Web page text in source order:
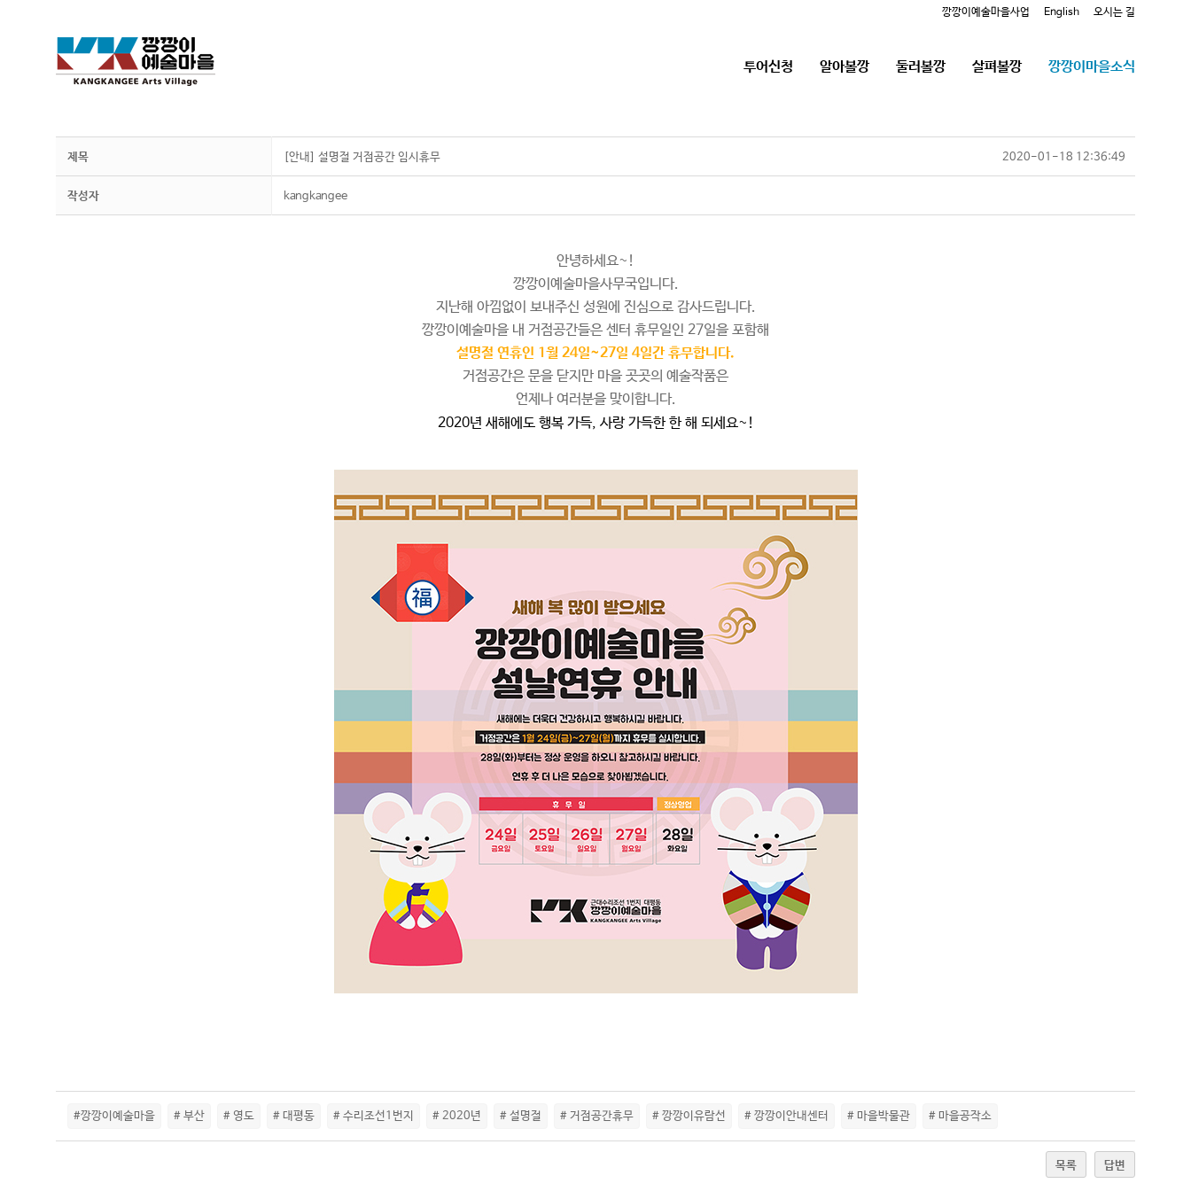
깡깡이예술마을사업 English 오시는 길
투어신청 알아볼깡 둘러볼깡 살펴볼깡 깡깡이마을소식
제목 [안내] 설명절 거점공간 임시휴무 2020-01-18 12:36:49
작성자 kangkangee
안녕하세요~!
깡깡이예술마을사무국입니다.
지난해 아낌없이 보내주신 성원에 진심으로 감사드립니다.
깡깡이예술마을 내 거점공간들은 센터 휴무일인 27일을 포함해
설명절 연휴인 1월 24일~27일 4일간 휴무합니다.
거점공간은 문을 닫지만 마을 곳곳의 예술작품은
언제나 여러분을 맞이합니다.
2020년 새해에도 행복 가득, 사랑 가득한 한 해 되세요~!
#깡깡이예술마을 # 부산 # 영도 # 대평동 # 수리조선1번지 # 2020년 # 설명절 # 거점공간휴무 # 깡깡이유람선 # 깡깡이안내센터 # 마을박물관 # 마을공작소
목록 답변